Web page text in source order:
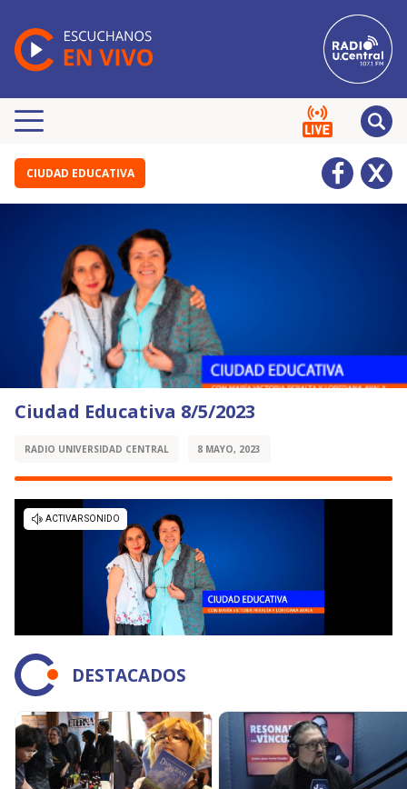
CIUDAD EDUCATIVA
Ciudad Educativa 8/5/2023
RADIO UNIVERSIDAD CENTRAL 8 MAYO, 2023
DESTACADOS